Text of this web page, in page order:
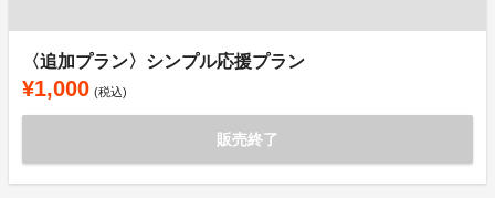
〈追加プラン〉シンプル応援プラン
¥1,000 (税込)
販売終了